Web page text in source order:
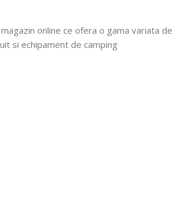
online ce ofera o gama variata de
si echipament de camping